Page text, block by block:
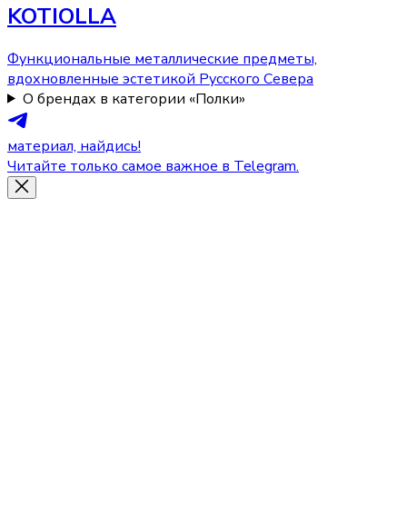
KOTIOLLA
Функциональные металлические предметы,
вдохновленные эстетикой Русского Севера
О брендах в категории «Полки»
материал, найдись!
Читайте только самое важное в Telegram.